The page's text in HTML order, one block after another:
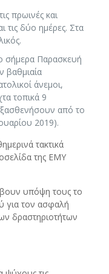
πρωινές και
τις δύο ημέρες. Στα
σήμερα Παρασκευή
βαθμιαία
άνεμοι,
τοπικά 9
από το
2019).
τακτικά
της ΕΜΥ
υπόψη τους το
για τον ασφαλή
δραστηριοτήτων